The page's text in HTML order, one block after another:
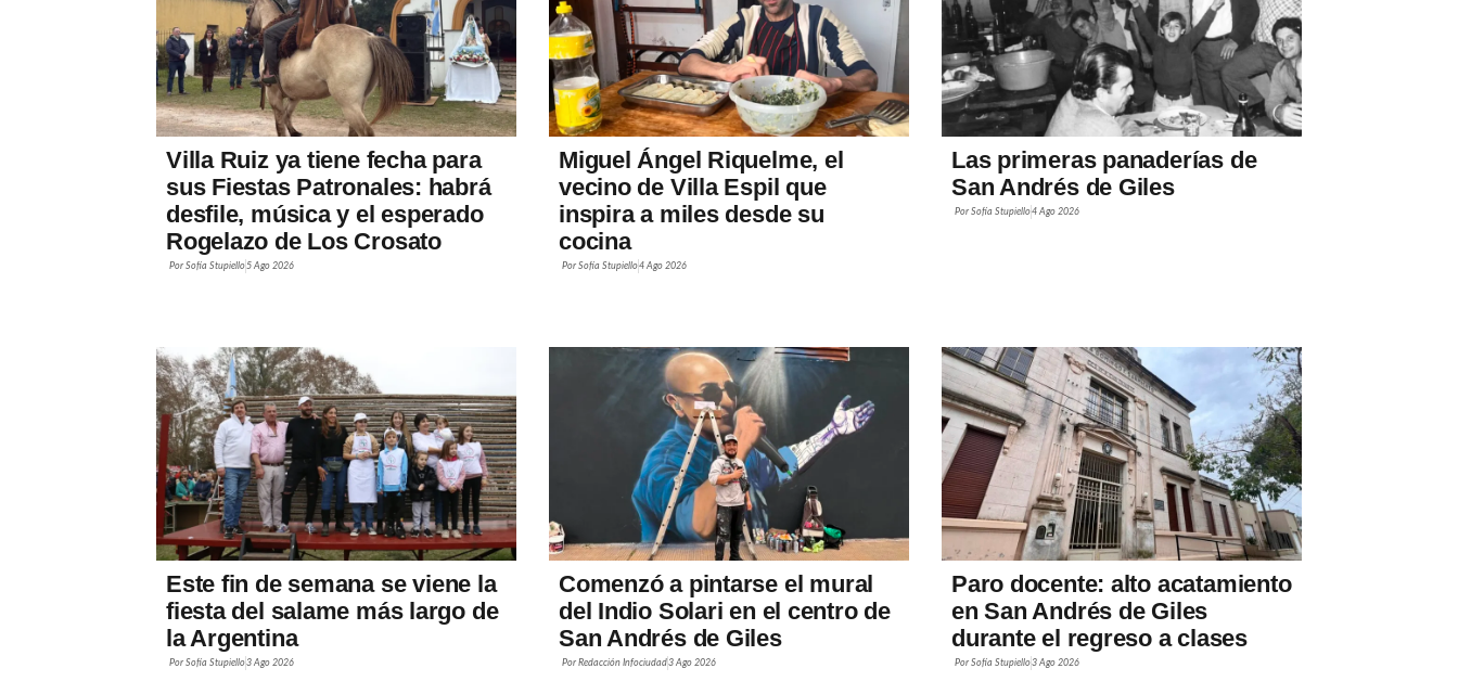
Villa Ruiz ya tiene fecha para
sus Fiestas Patronales: habrá
desfile, música y el esperado
Rogelazo de Los Crosato
Por Sofía Stupiello5 Ago 2026
Miguel Ángel Riquelme, el
vecino de Villa Espil que
inspira a miles desde su
cocina
Por Sofía Stupiello4 Ago 2026
Las primeras panaderías de
San Andrés de Giles
Por Sofía Stupiello4 Ago 2026
Este fin de semana se viene la
fiesta del salame más largo de
la Argentina
Por Sofía Stupiello3 Ago 2026
Comenzó a pintarse el mural
del Indio Solari en el centro de
San Andrés de Giles
Por Redacción Infociudad3 Ago 2026
Paro docente: alto acatamiento
en San Andrés de Giles
durante el regreso a clases
Por Sofía Stupiello3 Ago 2026